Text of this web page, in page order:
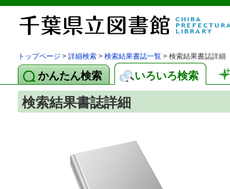
トップページ > 詳細検索 > 検索結果書誌一覧 > 検索結果書誌詳細
かんたん検索 いろいろ検索
検索結果書誌詳細